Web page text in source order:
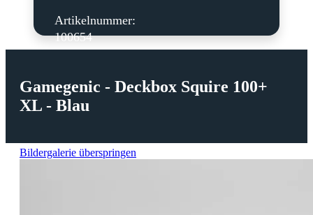
Artikelnummer:
100654
Gamegenic - Deckbox Squire 100+
XL - Blau
Bildergalerie überspringen